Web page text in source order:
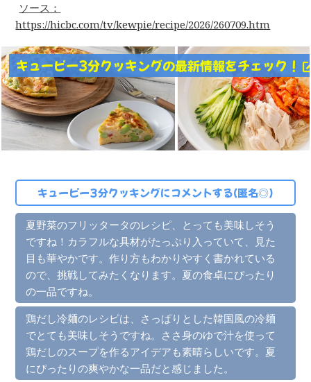
ソース：
https://hicbc.com/tv/kewpie/recipe/2026/260709.htm
キューピー3分クッキングの最新情報をチェック！
キューピー3分クッキングにコメントする(匿名◎)
夏野菜のフリッタータのレシピ、とっても美味しそう
ですね！カラフルな具材がたっぷり入っていて、見た
目も華やかです。作り方もわかりやすく書かれている
ので、挑戦してみたくなります。夏の食卓にぴったり
の一品ですね。
鶏だし冷麺のレシピは、さっぱりとした韓国風の冷麺
でとても美味しそうですね。ささ身のゆで汁を使って
鶏だしのスープを作るアイデアも素晴らしいです。夏
にぴったりの爽やかな一品だと感じました。